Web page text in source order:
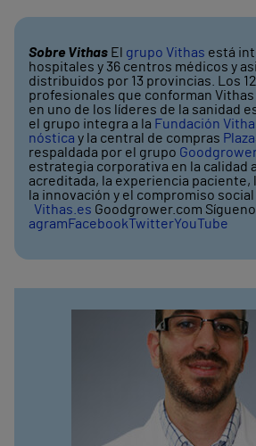
Sobre Vithas El grupo Vithas está
hospitales y 36 centros médicos y
distribuidos por 13 provincias. Los
profesionales que conforman
en uno de los líderes de la sanidad
el grupo integra a la Fundación
nóstica y la central de compras
respaldada por el grupo Goodgrower
estrategia corporativa en la calidad
acreditada, la experiencia paciente,
la innovación y el compromiso social
Vithas.es Goodgrower.com
agramFacebookTwitterYouTube